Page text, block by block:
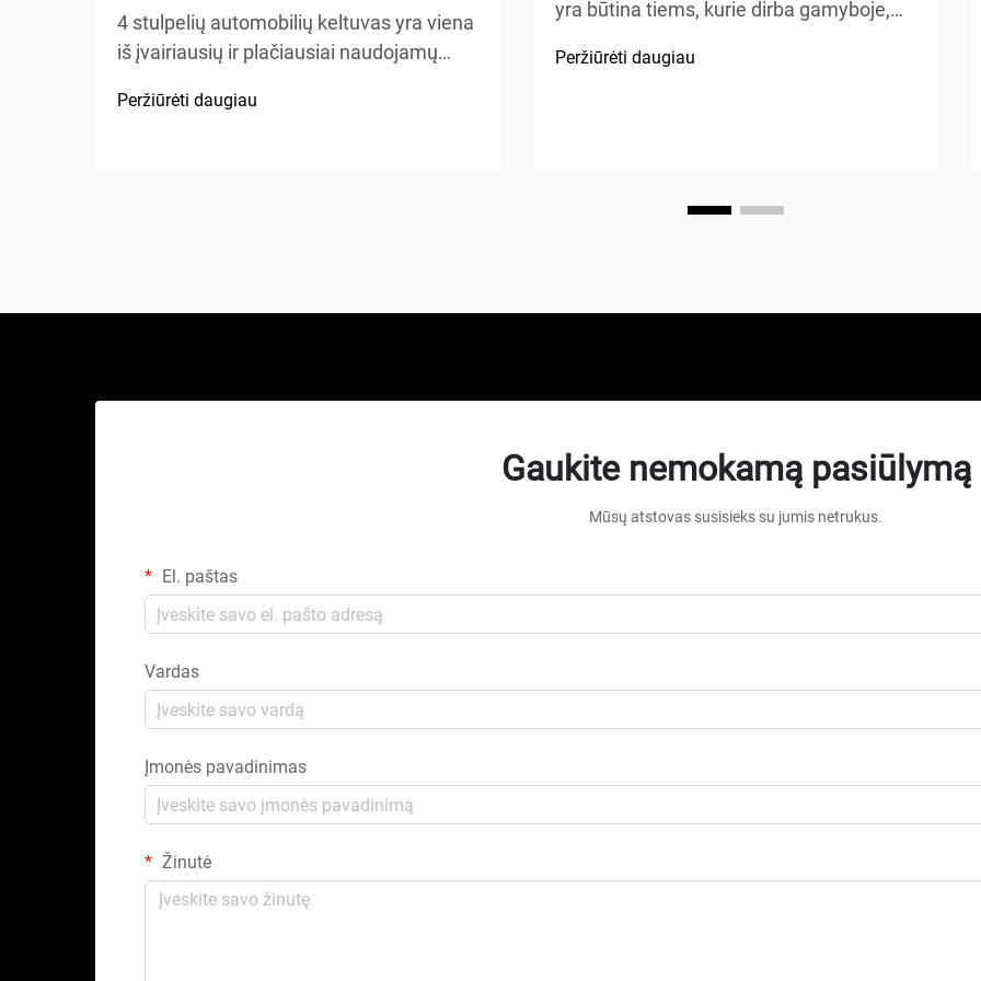
4 stulpelių automobilių keltuvas yra viena
iš įvairiausių ir plačiausiai naudojamų
įrengimuose, namų garažuose bei
Peržiūrėti daugiau
yra būtina tiems, kurie dirba gamyboje,
namų patobulinimo projektus. Oro
Peržiūrėti daugiau
Gaukite nemokamą pasiūlymą
Mūsų atstovas susisieks su jumis netrukus.
El. paštas
Vardas
Įmonės pavadinimas
Žinutė